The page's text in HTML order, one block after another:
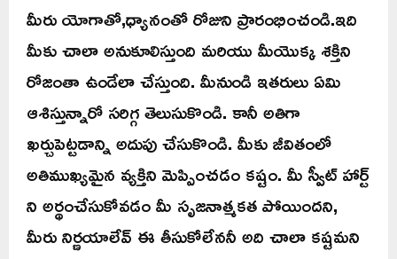
మీరు యోగాతో,ధ్యానంతో రోజుని ప్రారంభించండి.ఇది
మీకు చాలా అనుకూలిస్తుంది మరియు మీయొక్క శక్తిని
రోజంతా ఉండేలా చేస్తుంది. మీనుండి ఇతరులు ఏమి
ఆశిస్తున్నారో సరిగ్గ తెలుసుకొండి. కానీ అతిగా
ఖర్చుపెట్టడాన్ని అదుపు చేసుకొండి. మీకు జీవితంలో
అతిముఖ్యమైన వ్యక్తిని మెప్పించడం కష్టం. మీ స్వీట్ హార్ట్
ని అర్థంచేసుకోవడం మీ సృజనాత్మకత పోయిందని,
మీరు నిర్ణయాలేవ్ ఈ తీసుకోలేననీ అది చాలా కష్టమని